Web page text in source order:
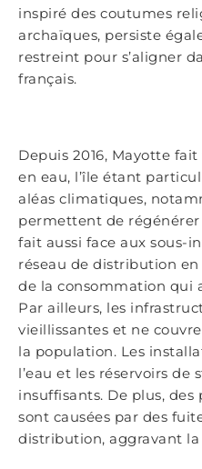
inspiré des coutumes
archaïques, persiste
restreint pour s’aligner
français.
Depuis 2016, Mayotte
en eau, l’île étant
aléas climatiques,
permettent de régénérer
fait aussi face aux sous-
réseau de distribution
de la consommation qui
Par ailleurs, les
vieillissantes et ne
la population. Les
l’eau et les réservoirs de
insuffisants. De plus, des
sont causées par des
distribution, aggravant